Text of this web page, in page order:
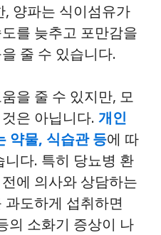
양파는 식이섬유가
를 늦추고 포만감을
줄 수 있습니다.
을 줄 수 있지만, 모
은 아닙니다. 개인
약물, 식습관 등에 따
다. 특히 당뇨병 환
에 의사와 상담하는
도하게 섭취하면
의 소화기 증상이 나